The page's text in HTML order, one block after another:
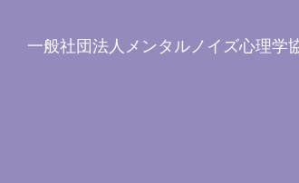
一般社団法人メンタルノイズ心理学